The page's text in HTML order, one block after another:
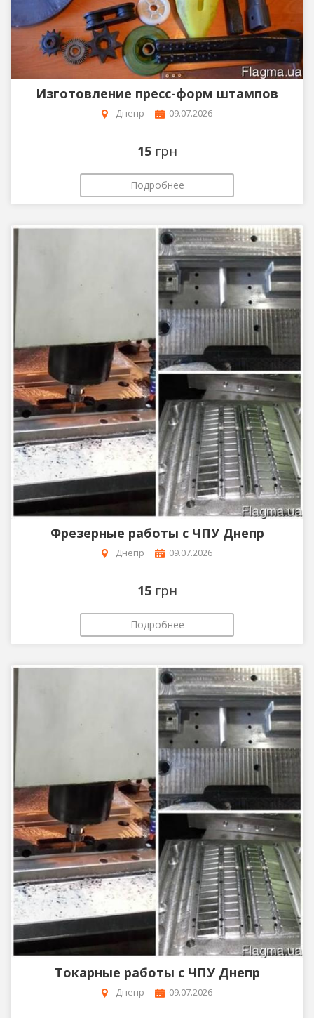
Изготовление пресс-форм штампов
Днепр 09.07.2026
15 грн
Подробнее
Фрезерные работы с ЧПУ Днепр
Днепр 09.07.2026
15 грн
Подробнее
Токарные работы с ЧПУ Днепр
Днепр 09.07.2026